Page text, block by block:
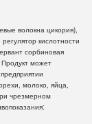
волокна цикория),
кислотности
сорбиновая
Продукт может
молоко, яйца,
чрезмерном